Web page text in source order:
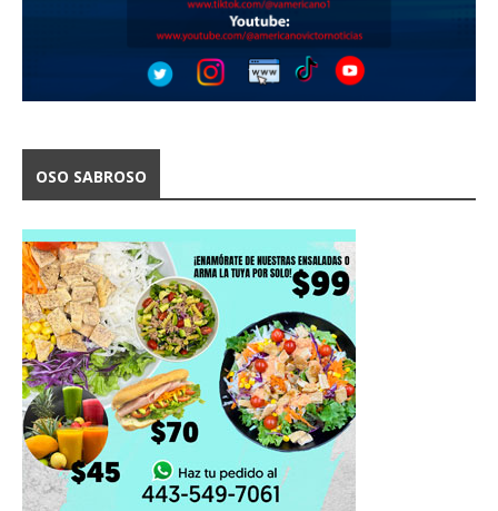
OSO SABROSO